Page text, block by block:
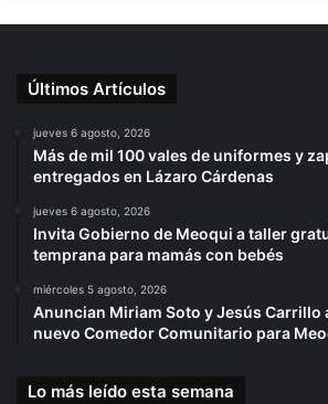
Últimos Artículos
jueves 6 agosto, 2026
Más de mil 100 vales de uniformes y
entregados en Lázaro Cárdenas
jueves 6 agosto, 2026
Invita Gobierno de Meoqui a taller
temprana para mamás con bebés
miércoles 5 agosto, 2026
Anuncian Miriam Soto y Jesús Carrillo
nuevo Comedor Comunitario para
Lo más leído esta semana